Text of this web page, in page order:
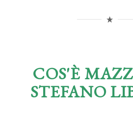
COS'È
STEFANO